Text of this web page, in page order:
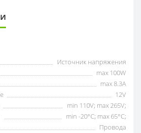
Источник напряжения
max 100W
max 8.3А
12V
min 110V; max 265V;
min -20°C; max 65°C;
Провода